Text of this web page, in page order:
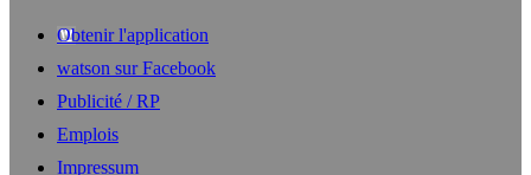
Obtenir l'application
watson sur Facebook
Publicité / RP
Emplois
Impressum